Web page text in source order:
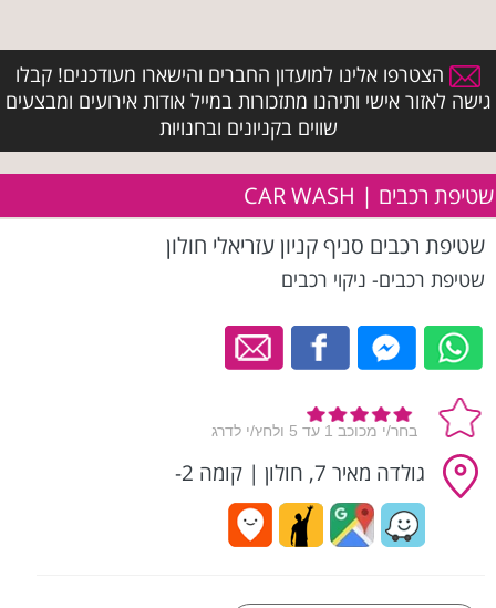
הצטרפו אלינו למועדון החברים והישארו מעודכנים! קבלו
גישה לאזור אישי ותיהנו מתזכורות במייל אודות אירועים ומבצעים
שווים בקניונים ובחנויות
שטיפת רכבים | CAR WASH
שטיפת רכבים סניף קניון עזריאלי חולון
שטיפת רכבים- ניקוי רכבים
גולדה מאיר 7, חולון | קומה 2-